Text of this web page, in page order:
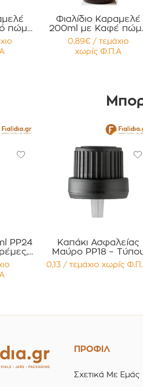
πώμα
Φιαλίδιο Καραμελέ
200ml με Καφέ
για Χάπια , Βιταμίνες
Συμπληρώματα
Διατροφής Συσκευασία
0,89€ / τεμάχιο
χωρίς Φ.Π.Α
PP24
,
,
Καπάκι Ασφαλείας
Μαύρο PP18 –
Two-Part με
Σταγονόμετρο
0,13 / τεμάχιο χωρίς
ΠΡΟΦΙΛ
Σχετικά Με Εμάς